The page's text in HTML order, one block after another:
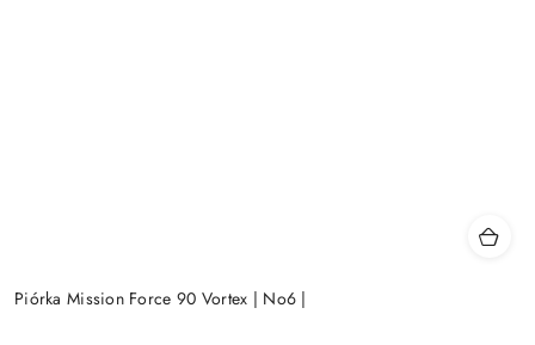
Piórka Mission Force 90 Vortex | No6 |